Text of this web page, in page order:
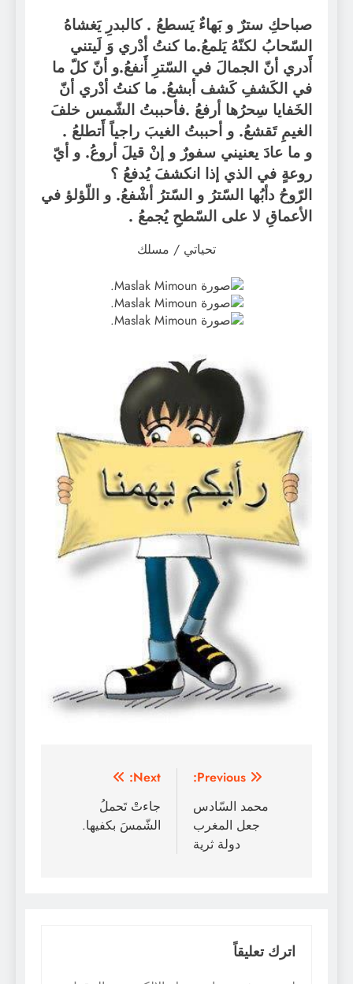
صباحكِ سترٌ و بَهاءٌ يَسطعُ . كالبدرِ يَغشاهُ
السّحابُ لكنّهُ يَلمعُ.ما كنتُ أدْري وَ لَيتني
أَدري أنّ الجمالَ في السّترِ أَنفعُ.و أنّ كلّ ما
في الكَشفِ كَشف أبشعُ. ما كنتُ أدْري أنّ
الخَفايا سِحرُها أرفعُ .فأحببتُ الشّمس خلفَ
الغيمِ تَقشعُ. و أحببتُ الغيبَ راجياً أَتطلعُ .
و ما عادَ يعنيني سفورٌ و إنْ قيلَ أروعُ. و أيّ
روعةٍ في الذي إذا انكشفَ يُدفعُ ؟
الرّوحُ دأبُها السّترُ و السّترُ أشْفعُ. و اللّؤلؤ في
الأعماقِ لا على السّطحِ يُجمعُ .
تحياتي / مسلك
تصفّح
المقالات
Previous:
محمد السّادس
جعل المغرب
دولة ثرية
Next:
جاءتْ تَحملُ
الشّمسَ بكفيها.
اترك تعليقاً